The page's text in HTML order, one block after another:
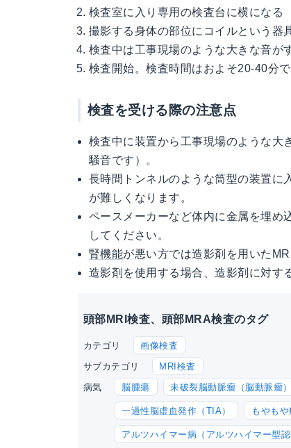
検査室に入り専用の検査台に横になる
撮影する身体の部位にコイルという器
検査中は工事現場のような大きな音が
検査開始。検査時間はおよそ20-40分
検査を受ける際の注意点
検査中に装置から工事現場のような大
騒音です）。
長時間トンネルのような筒型の装置に
が難しくなります。
ペースメーカーなど体内に金属を埋め
してください。
腎機能が悪い方では造影剤を用いた
造影剤を使用する場合、造影剤に対す
頭部MRI検査、頭部MRA検査のタグ
カテゴリ 画像検査
サブカテゴリ MRI検査
病気 脳腫瘍 未破裂脳動脈瘤（脳動脈瘤）
一過性脳虚血発作（TIA） もやも
アルツハイマー病（アルツハイマー型認